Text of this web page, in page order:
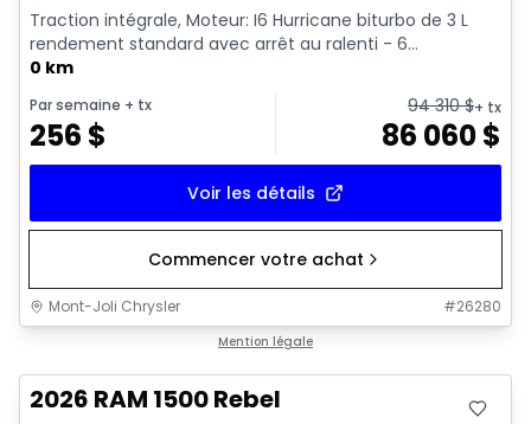
Traction intégrale, Moteur: I6 Hurricane biturbo de 3 L
rendement standard avec arrêt au ralenti - 6...
0 km
Par semaine + tx
256 $
94 310$+ tx
86 060$
Voir les détails
Commencer votre achat
Mont-Joli Chrysler #26280
Mention légale
2026 RAM 1500 Rebel